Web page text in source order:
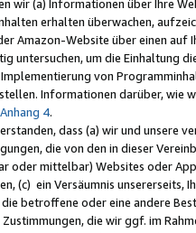
wir (a) Informationen über Ihre
erhalten überwachen,
Amazon-Website über einen
untersuchen, um die Einhaltung
von
Informationen darüber, wie
Anhang 4.
dass (a) wir und
die von den in dieser
oder mittelbar) Websites oder
(c) ein Versäumnis unsererseits,
betroffene oder eine andere
die wir ggf. im